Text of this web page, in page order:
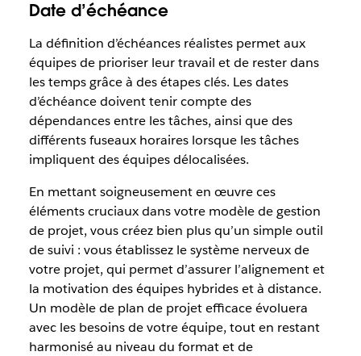
Date d’échéance
La définition d’échéances réalistes permet aux
équipes de prioriser leur travail et de rester dans
les temps grâce à des étapes clés. Les dates
d’échéance doivent tenir compte des
dépendances entre les tâches, ainsi que des
différents fuseaux horaires lorsque les tâches
impliquent des équipes délocalisées.
En mettant soigneusement en œuvre ces
éléments cruciaux dans votre modèle de gestion
de projet, vous créez bien plus qu’un simple outil
de suivi : vous établissez le système nerveux de
votre projet, qui permet d’assurer l’alignement et
la motivation des équipes hybrides et à distance.
Un modèle de plan de projet efficace évoluera
avec les besoins de votre équipe, tout en restant
harmonisé au niveau du format et de